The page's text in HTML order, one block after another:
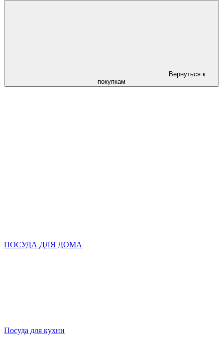
Вернуться к
покупкам
ПОСУДА ДЛЯ ДОМА
Посуда для кухни